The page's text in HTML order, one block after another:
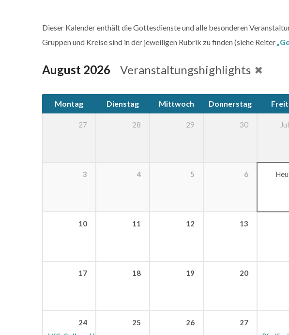
Dieser Kalender enthält die Gottesdienste und alle besonderen
Gruppen und Kreise sind in der jeweiligen Rubrik zu finden (siehe Reiter
August 2026 Veranstaltungshighlights
Montag Dienstag Mittwoch Donnerstag
27 28 29 30
3 4 5 6
10 11 12 13
17 18 19 20
24 25 26 27